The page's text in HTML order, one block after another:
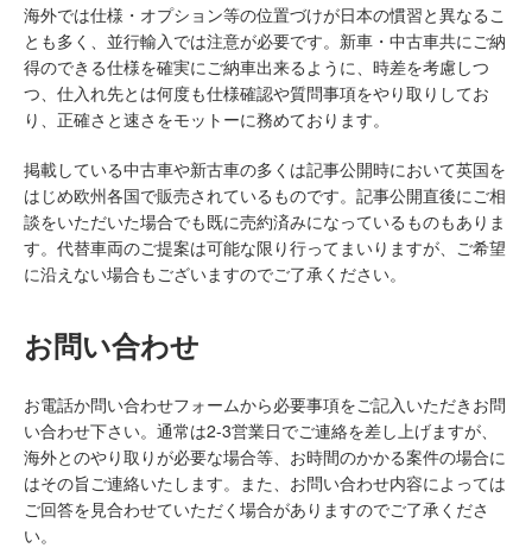
海外では仕様・オプション等の位置づけが日本の慣習と異なるこ
とも多く、並行輸入では注意が必要です。新車・中古車共にご納
得のできる仕様を確実にご納車出来るように、時差を考慮しつ
つ、仕入れ先とは何度も仕様確認や質問事項をやり取りしてお
り、正確さと速さをモットーに務めております。
掲載している中古車や新古車の多くは記事公開時において英国を
はじめ欧州各国で販売されているものです。記事公開直後にご相
談をいただいた場合でも既に売約済みになっているものもありま
す。代替車両のご提案は可能な限り行ってまいりますが、ご希望
に沿えない場合もございますのでご了承ください。
お問い合わせ
お電話か問い合わせフォームから必要事項をご記入いただきお問
い合わせ下さい。通常は2-3営業日でご連絡を差し上げますが、
海外とのやり取りが必要な場合等、お時間のかかる案件の場合に
はその旨ご連絡いたします。また、お問い合わせ内容によっては
ご回答を見合わせていただく場合がありますのでご了承くださ
い。